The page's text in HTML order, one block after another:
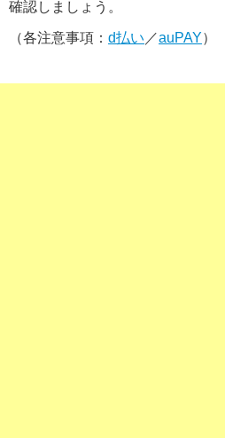
確認しましょう。
（各注意事項： d払い ／auPAY）